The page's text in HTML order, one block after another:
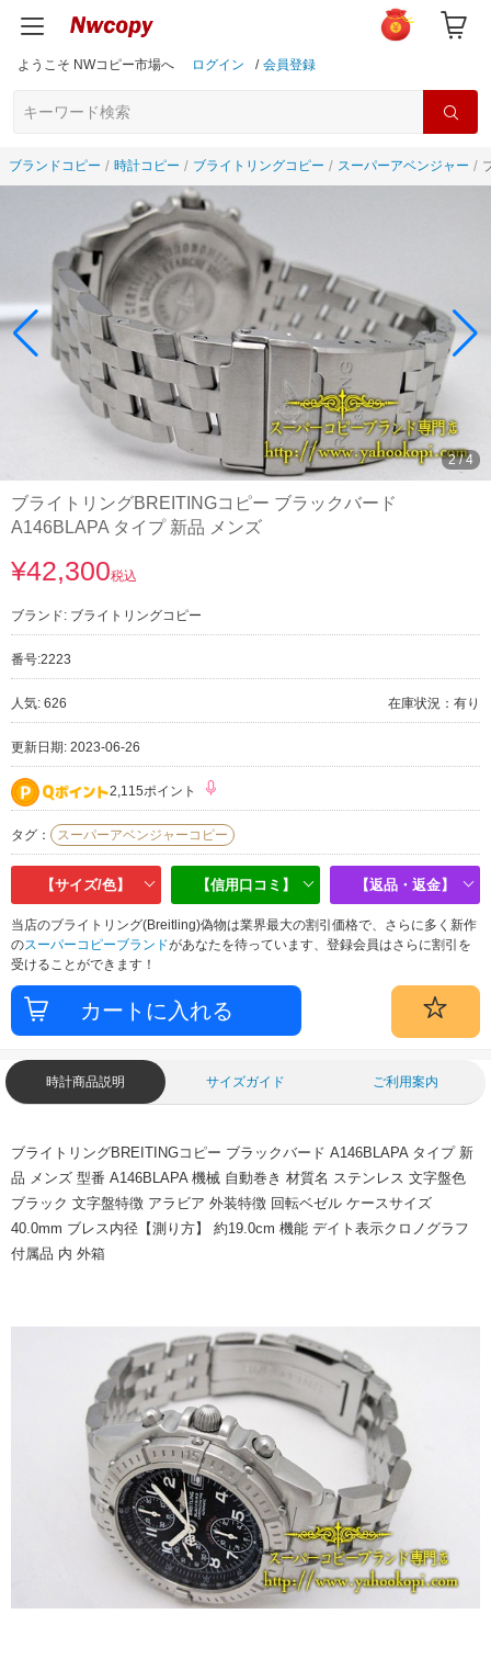
ようこそ NWコピー市場へ ログイン / 会員登録
ブランドコピー 時計コピー ブライトリングコピー スーパーアベンジャー
3/4
ブライトリングBREITINGコピー ブラックバード
A146BLAPA タイプ 新品 メンズ
¥42,300税込
ブランド: ブライトリングコピー
番号:2223
人気: 626 在庫状況：有り
更新日期: 2023-06-26
2,115ポイント
タグ： スーパーアベンジャーコピー
【サイズ/色】 【信用口コミ】 【返品・返金】
当店のブライトリング(Breitling)偽物は業界最大の割引価格で、さらに多く新作
のスーパーコピーブランドがあなたを待っています、登録会員はさらに割引を
受けることができます！
時計商品説明 サイズガイド ご利用案内
ブライトリングBREITINGコピー ブラックバード A146BLAPA タイプ 新
品 メンズ 型番 A146BLAPA 機械 自動巻き 材質名 ステンレス 文字盤色
ブラック 文字盤特徴 アラビア 外装特徴 回転ベゼル ケースサイズ
40.0mm ブレス内径【測り方】 約19.0cm 機能 デイト表示クロノグラフ
付属品 内 外箱